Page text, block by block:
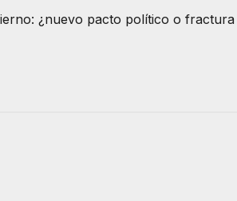
¿nuevo pacto político o fractura